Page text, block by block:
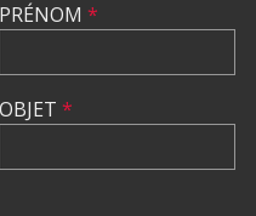
PRÉNOM *
OBJET *